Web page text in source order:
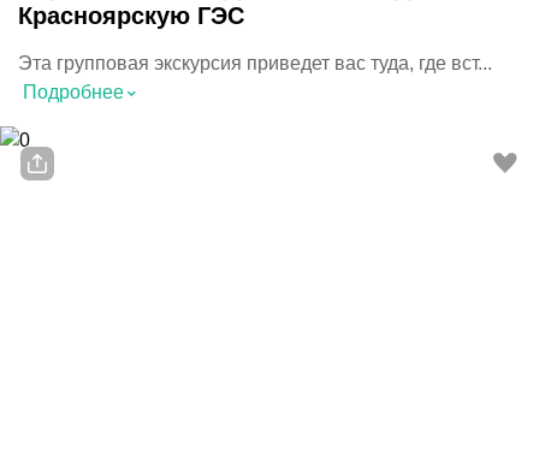
Красноярскую ГЭС
Эта групповая экскурсия приведет вас туда, где вст...
Подробнее⌃